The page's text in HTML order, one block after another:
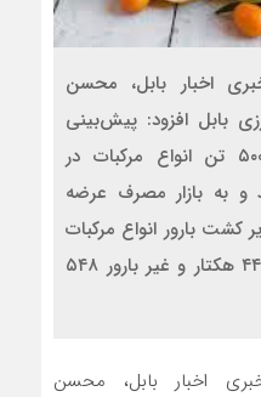
اخبار بابل، محسن
بابل افزود: پیش‌بینی
می‌شود امسال ۶۲۵ هزار ۵۰۰ تن انواع مرکبات در
و به بازار مصرف عرضه
بارور انواع مرکبات
در این شهرستان ۲۱ هزار و ۴۴۴ هکتار و غیر بارور ۵۴۸
اخبار بابل، محسن